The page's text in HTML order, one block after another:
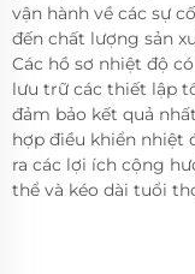
vận hành về các sự
đến chất lượng sản
Các hồ sơ nhiệt độ
lưu trữ các thiết lập
đảm bảo kết quả
hợp điều khiển nhiệt
ra các lợi ích cộng
thể và kéo dài tuổi